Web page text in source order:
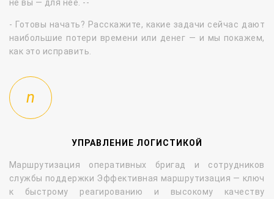
не вы — для неё. --
- Готовы начать? Расскажите, какие задачи сейчас дают
наибольшие потери времени или денег — и мы покажем,
как это исправить.
УПРАВЛЕНИЕ ЛОГИСТИКОЙ
Маршрутизация оперативных бригад и сотрудников
службы поддержки Эффективная маршрутизация — ключ
к быстрому реагированию и высокому качеству